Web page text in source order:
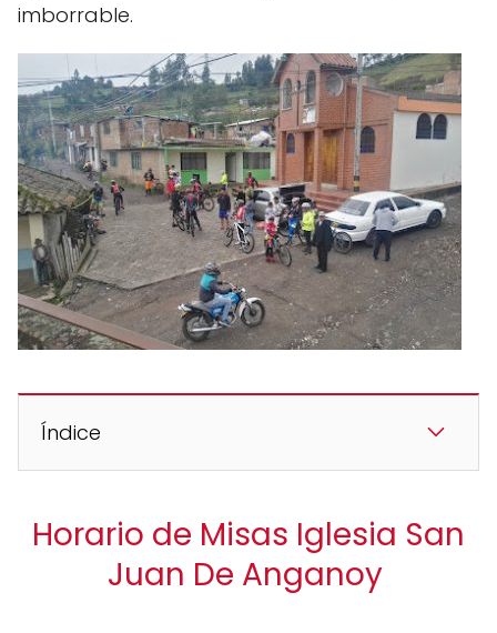
imborrable.
Índice
Horario de Misas Iglesia San
Juan De Anganoy